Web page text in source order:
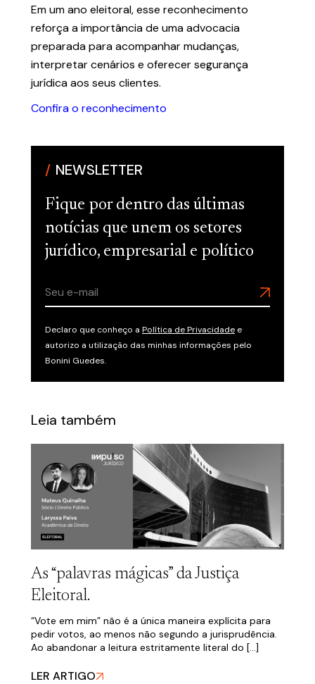
Em um ano eleitoral, esse reconhecimento
reforça a importância de uma advocacia
preparada para acompanhar mudanças,
interpretar cenários e oferecer segurança
jurídica aos seus clientes.
Confira o reconhecimento
NEWSLETTER
Fique por dentro das últimas
notícias que unem os setores
jurídico, empresarial e político
Declaro que conheço a Política de Privacidade e
autorizo a utilização das minhas informações pelo
Bonini Guedes.
Leia também
As “palavras mágicas” da Justiça
Eleitoral.
“Vote em mim” não é a única maneira explícita para
pedir votos, ao menos não segundo a jurisprudência.
Ao abandonar a leitura estritamente literal do […]
LER ARTIGO